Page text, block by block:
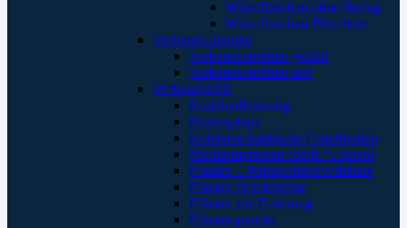
Wärmflaschen ohne Bezug
Wärmflaschen Plüschtier
Verbandschränke
Verbandschränke gefüllt
Verbandschränke leer
Verbandstoffe
Kanülenfixierung
Kinesoptape
Kohäsive elastische Fixierbinden
Mullkompressen Steril / Unsteril
Pflaster – Wundschnellverbände
Pflaster Detektierbar
Pflaster zur Fixierung
Pflasterspender